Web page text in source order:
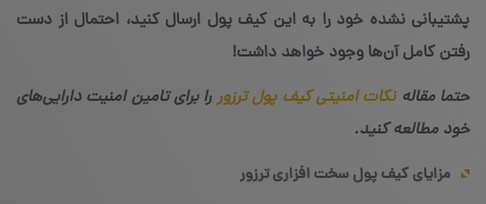
پشتیبانی نشده خود را به این کیف پول ارسال کنید، احتمال از دست
رفتن کامل آن‌ها وجود خواهد داشت!
حتما مقالهنکات امنیتی کیف پول ترزوررا برای تامین امنیت دارایی‌های
خود مطالعه کنید.
مزایای کیف پول سخت افزاری ترزور